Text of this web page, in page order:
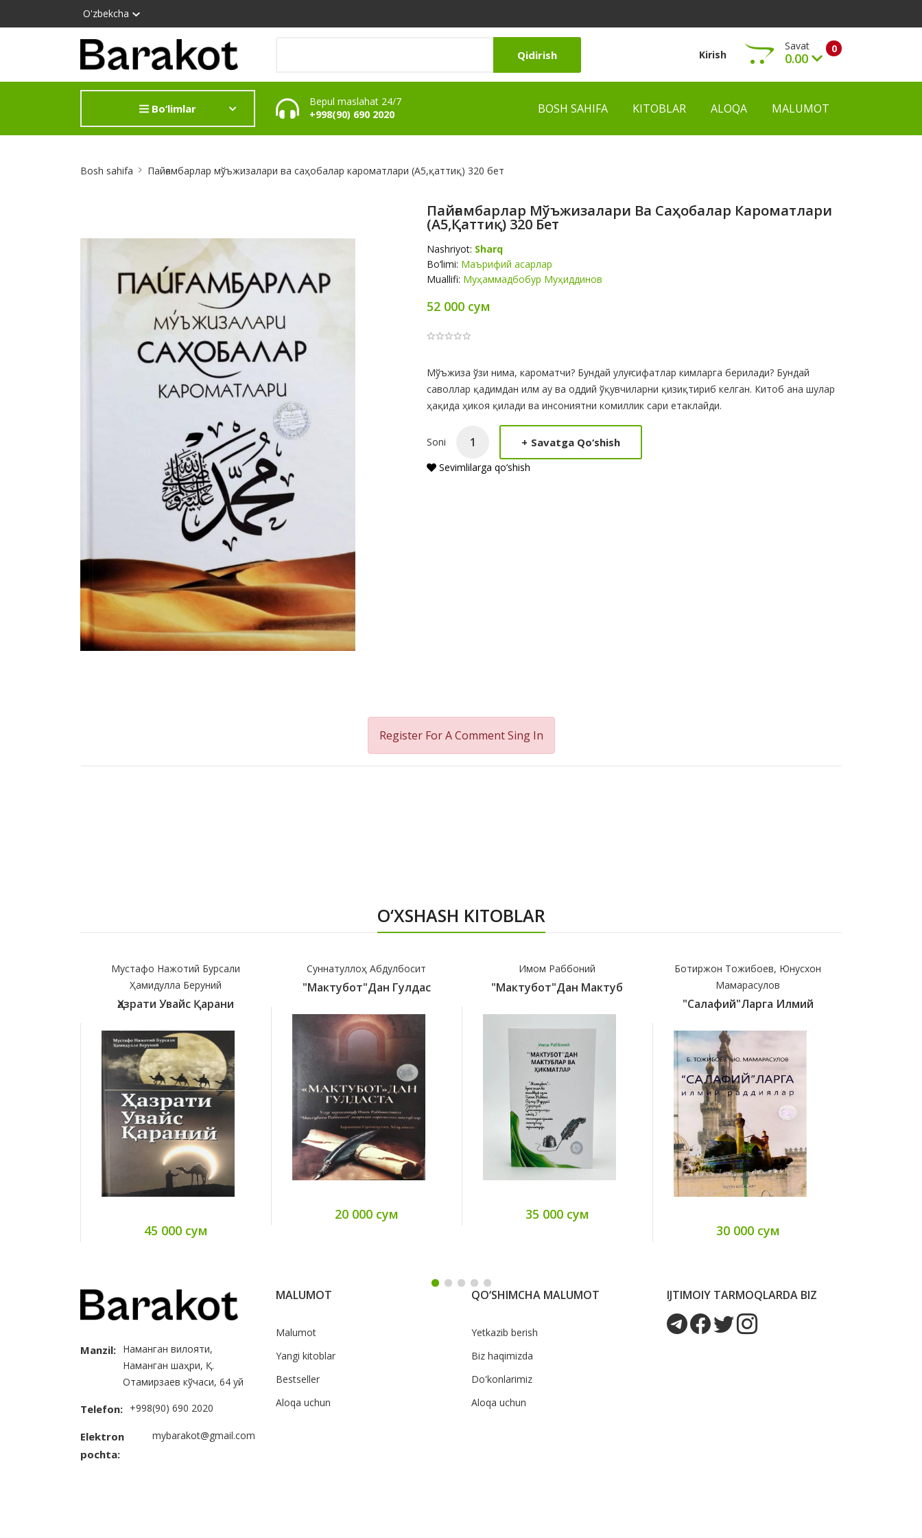
O'zbekcha
Qidirish Kirish 0
Savat
0.00
Ko‘rish
Bo‘limlar
Bepul maslahat 24/7
+998(90) 690 2020
BOSH SAHIFA KITOBLAR ALOQA MALUMOT
Bosh sahifa Пайғамбарлар мўъжизалари ва саҳобалар кароматлари (A5,қаттиқ) 320 бет
Пайғамбарлар Мўъжизалари Ва Саҳобалар Кароматлари
(A5,қаттиқ) 320 Бет
Nashriyot: Sharq
Bo‘limi: Маърифий асарлар
Muallifi: Муҳаммадбобур Муҳиддинов
52 000 сум
Product
Summery
Мўъжиза ўзи нима, кароматчи? Бундай улуғ сифатлар кимларга берилади? Бундай
саволлар қадимдан илм ау ва оддий ўқувчиларни қизиқтириб келган. Китоб ана шулар
ҳақида ҳикоя қилади ва инсониятни комиллик сари етаклайди.
Soni + Savatga Qo‘shish
Sevimlilarga qo‘shish
Register For A CommentSing In
O‘XSHASH KITOBLAR
Мустафо Нажотий Бурсали
Ҳамидулла Беруний
Ҳазрати Увайс Қарани
45 000 сум
Суннатуллоҳ Абдулбосит
"Мактубот"дан Гулдас
20 000 сум
Имом Раббоний
"Мактубот"дан Мактуб
35 000 сум
Ботиржон Тожибоев, Юнусхон
Мамарасулов
"Салафий"ларга Илмий
30 000 сум
Manzil: Наманган вилояти,
Наманган шаҳри, Қ.
Отамирзаев кўчаси, 64 уй
Telefon: +998(90) 690 2020
Elektron
pochta:
mybarakot@gmail.com
MALUMOT
Malumot
Yangi kitoblar
Bestseller
Aloqa uchun
QO‘SHIMCHA MALUMOT
Yetkazib berish
Biz haqimizda
Do'konlarimiz
Aloqa uchun
IJTIMOIY TARMOQLARDA BIZ